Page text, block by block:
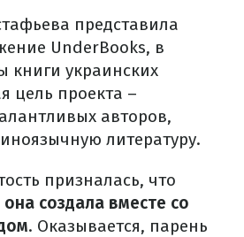
представила
UnderBooks, в
книги украинских
цель проекта –
авторов,
литературу.
призналась, что
создала вместе со
. Оказывается, парень